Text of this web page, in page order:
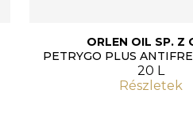
ORLEN OIL SP. Z
PETRYGO PLUS
20 L
Részletek